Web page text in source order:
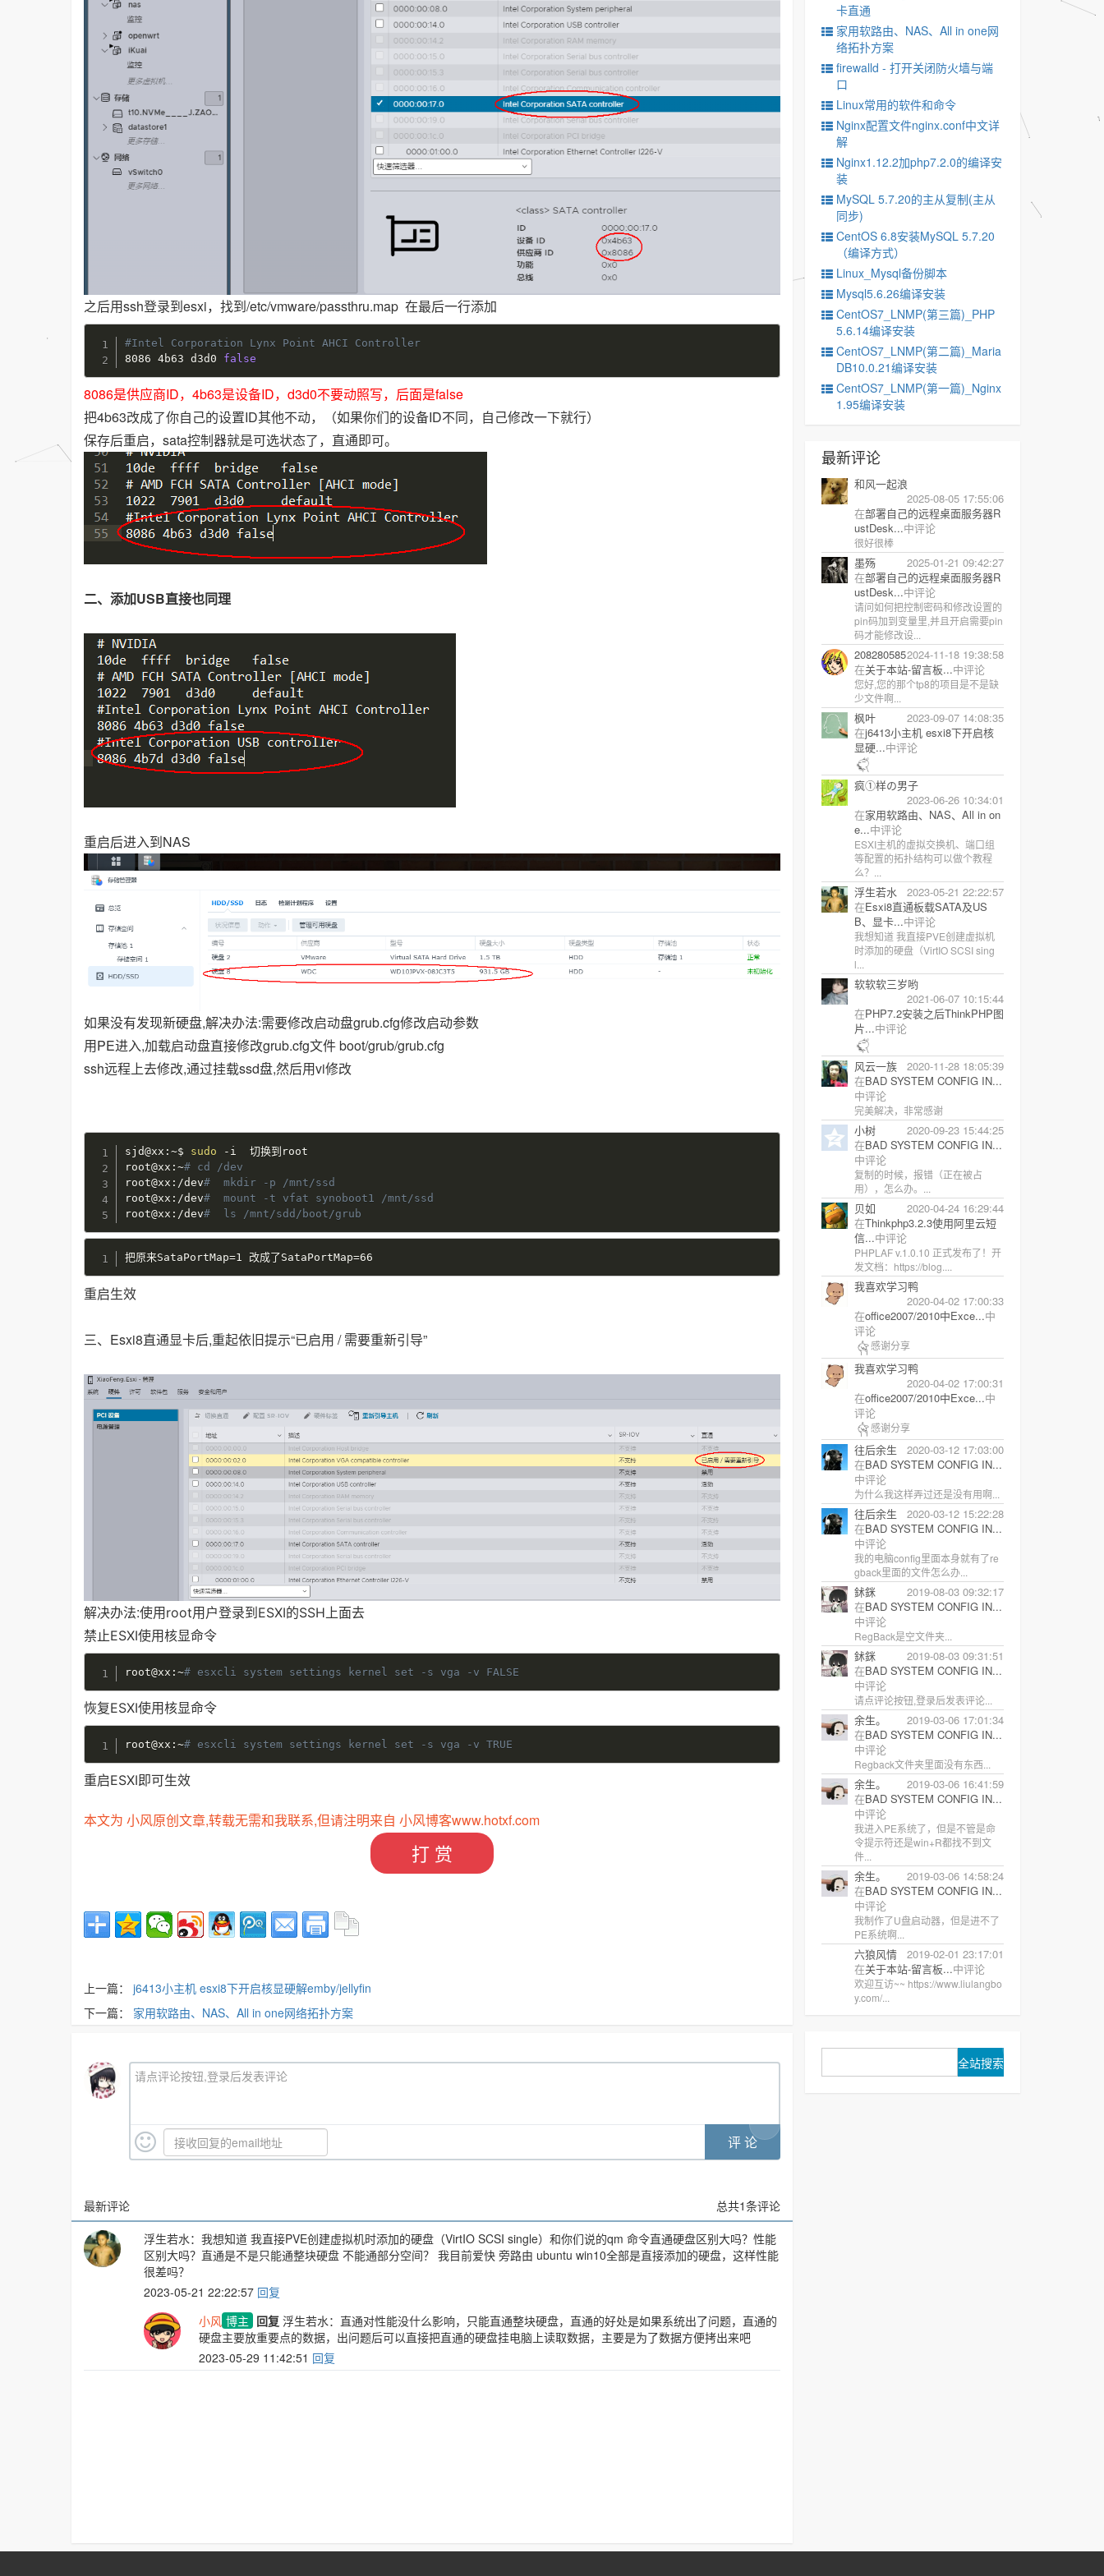
之后用ssh登录到esxi，找到/etc/vmware/passthru.map 在最后一行添加
#Intel Corporation Lynx Point AHCI Controller
8086 4b63 d3d0 false
8086是供应商ID，4b63是设备ID，d3d0不要动照写，后面是false
把4b63改成了你自己的设置ID其他不动，（如果你们的设备ID不同，自己修改一下就行）
保存后重启，sata控制器就是可选状态了，直通即可。
二、添加USB直接也同理
重启后进入到NAS
如果没有发现新硬盘,解决办法:需要修改启动盘grub.cfg修改启动参数
用PE进入,加载启动盘直接修改grub.cfg文件 boot/grub/grub.cfg
ssh远程上去修改,通过挂载ssd盘,然后用vi修改
sjd@xx:~$ sudo -i  切换到root
root@xx:~# cd /dev
root@xx:/dev#  mkdir -p /mnt/ssd
root@xx:/dev#  mount -t vfat synoboot1 /mnt/ssd
root@xx:/dev#  ls /mnt/sdd/boot/grub
把原来SataPortMap=1 改成了SataPortMap=66
重启生效
三、Esxi8直通显卡后,重起依旧提示“已启用 / 需要重新引导”
解决办法:使用root用户登录到ESXI的SSH上面去
禁止ESXI使用核显命令
root@xx:~# esxcli system settings kernel set -s vga -v FALSE
恢复ESXI使用核显命令
root@xx:~# esxcli system settings kernel set -s vga -v TRUE
重启ESXI即可生效
本文为 小风原创文章,转载无需和我联系,但请注明来自 小风博客www.hotxf.com
打 赏
上一篇： j6413小主机 esxi8下开启核显硬解emby/jellyfin
下一篇： 家用软路由、NAS、All in one网络拓扑方案
请点评论按钮,登录后发表评论
最新评论 总共1条评论
浮生若水：我想知道 我直接PVE创建虚拟机时添加的硬盘（VirtIO SCSI single）和你们说的qm 命令直通硬盘区别大吗？性能
区别大吗？直通是不是只能通整块硬盘 不能通部分空间？ 我目前爱快 旁路由 ubuntu win10全部是直接添加的硬盘，这样性能
很差吗？
2023-05-21 22:22:57 回复
小风 博主 回复 浮生若水：直通对性能没什么影响，只能直通整块硬盘，直通的好处是如果系统出了问题，直通的
硬盘主要放重要点的数据，出问题后可以直接把直通的硬盘挂电脑上读取数据，主要是为了数据方便拷出来吧
2023-05-29 11:42:51 回复
卡直通
家用软路由、NAS、All in one网
络拓扑方案
firewalld - 打开关闭防火墙与端
口
Linux常用的软件和命令
Nginx配置文件nginx.conf中文详
解
Nginx1.12.2加php7.2.0的编译安
装
MySQL 5.7.20的主从复制(主从
同步)
CentOS 6.8安装MySQL 5.7.20
（编译方式）
Linux_Mysql备份脚本
Mysql5.6.26编译安装
CentOS7_LNMP(第三篇)_PHP
5.6.14编译安装
CentOS7_LNMP(第二篇)_Maria
DB10.0.21编译安装
CentOS7_LNMP(第一篇)_Nginx
1.95编译安装
最新评论
和风一起浪
2025-08-05 17:55:06
在部署自己的远程桌面服务器R
ustDesk...中评论
很好很棒
墨殇
2025-01-21 09:42:27
在部署自己的远程桌面服务器R
ustDesk...中评论
请问如何把控制密码和修改设置的
pin码加到变量里,并且开启需要pin
码才能修改设...
2082805852024-11-18 19:38:58
在关于本站-留言板...中评论
您好,您的那个tp8的项目是不是缺
少文件啊...
枫叶
2023-09-07 14:08:35
在j6413小主机 esxi8下开启核
显硬...中评论
疯①样の男子
2023-06-26 10:34:01
在家用软路由、NAS、All in on
e...中评论
ESXI主机的虚拟交换机、端口组
等配置的拓扑结构可以做个教程
么？...
浮生若水
2023-05-21 22:22:57
在Esxi8直通板载SATA及US
B、显卡...中评论
我想知道 我直接PVE创建虚拟机
时添加的硬盘（VirtIO SCSI sing
l...
软软软三岁哟
2021-06-07 10:15:44
在PHP7.2安装之后ThinkPHP图
片...中评论
风云一族
2020-11-28 18:05:39
在BAD SYSTEM CONFIG IN...
中评论
完美解决，非常感谢
小树
2020-09-23 15:44:25
在BAD SYSTEM CONFIG IN...
中评论
复制的时候，报错（正在被占
用），怎么办。...
贝如
2020-04-24 16:29:44
在Thinkphp3.2.3使用阿里云短
信...中评论
PHPLAF v.1.0.10 正式发布了！开
发文档：https://blog....
我喜欢学习鸭
2020-04-02 17:00:33
在office2007/2010中Exce...中
评论
感谢分享
我喜欢学习鸭
2020-04-02 17:00:31
在office2007/2010中Exce...中
评论
感谢分享
往后余生
2020-03-12 17:03:00
在BAD SYSTEM CONFIG IN...
中评论
为什么我这样弄过还是没有用啊...
往后余生
2020-03-12 15:22:28
在BAD SYSTEM CONFIG IN...
中评论
我的电脑config里面本身就有了re
gback里面的文件怎么办...
鉥銤
2019-08-03 09:32:17
在BAD SYSTEM CONFIG IN...
中评论
RegBack是空文件夹...
鉥銤
2019-08-03 09:31:51
在BAD SYSTEM CONFIG IN...
中评论
请点评论按钮,登录后发表评论...
余生。
2019-03-06 17:01:34
在BAD SYSTEM CONFIG IN...
中评论
Regback文件夹里面没有东西...
余生。
2019-03-06 16:41:59
在BAD SYSTEM CONFIG IN...
中评论
我进入PE系统了，但是不管是命
令提示符还是win+R都找不到文
件...
余生。
2019-03-06 14:58:24
在BAD SYSTEM CONFIG IN...
中评论
我制作了U盘启动器，但是进不了
PE系统啊...
六狼风情
2019-02-01 23:17:01
在关于本站-留言板...中评论
欢迎互访~~ https://www.liulangbo
y.com/...